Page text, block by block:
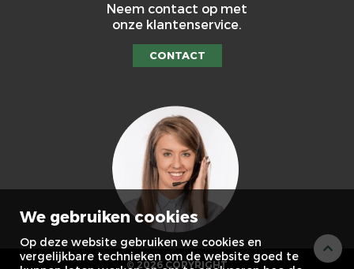
Neem contact op met
onze klantenservice.
CONTACT
© 2026 COPYRIGHT
We gebruiken cookies
Op deze website gebruiken we cookies en
vergelijkbare technieken om de website goed te